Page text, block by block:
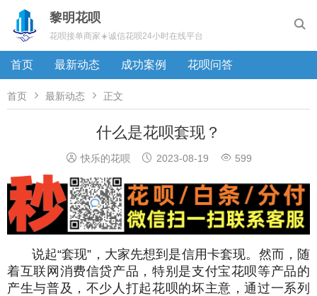

黎明花呗
花呗接单商家☀️诚信花呗24小时在线平台
首页 最新动态 成功案例 花呗问答
首页  最新动态  正文
什么是花呗套现？
 快乐的花呗  2023-08-19  599
说起“套现”，大家先想到是信用卡套现。然而，随
着互联网消费信贷产品，特别是支付宝花呗等产品的
产生与普及，不少人打起花呗的坏主意，通过一系列